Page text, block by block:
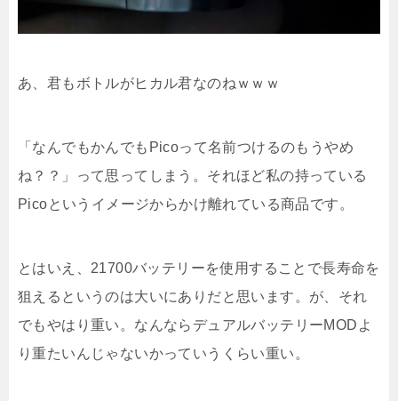
あ、君もボトルがヒカル君なのねｗｗｗ
「なんでもかんでもPicoって名前つけるのもうやめ
ね？？」って思ってしまう。それほど私の持っている
Picoというイメージからかけ離れている商品です。
とはいえ、21700バッテリーを使用することで長寿命を
狙えるというのは大いにありだと思います。が、それ
でもやはり重い。なんならデュアルバッテリーMODよ
り重たいんじゃないかっていうくらい重い。